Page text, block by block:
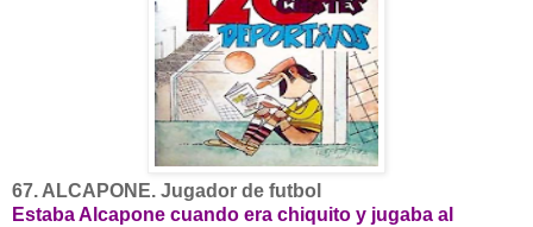
67. ALCAPONE. Jugador de futbol
Estaba Alcapone cuando era chiquito y jugaba al